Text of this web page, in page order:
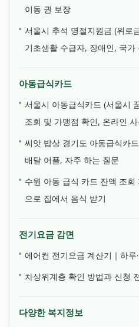
이동 권 보장
서울시 추석 명절지원금 (위로
기초생활 수급자, 장애인, 국가
아동급식카드
서울시 아동급식카드 (서울시
조회 및 가맹점 확인, 온라인
씨앗 밥상 경기도 아동급식카
배달 어플, 자주 하는 질문
수원 아동 급식 카드 잔액 조
으로 집에서 음식 받기
전기요금 감면
에어컨 전기요금 계산기｜하
차상위계층 확인 방법과 신청
다양한 복지정보